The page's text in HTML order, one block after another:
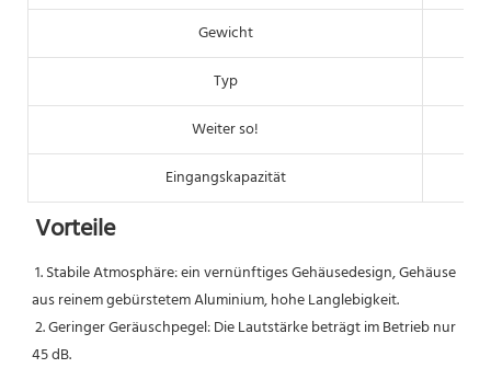
Gewicht
Typ
Weiter so!
Eingangskapazität
Vorteile
1. Stabile Atmosphäre: ein vernünftiges Gehäusedesign, Gehäuse
aus reinem gebürstetem Aluminium, hohe Langlebigkeit.
45 dB.